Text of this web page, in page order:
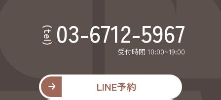
(tel) 03-6712-5967
受付時間 10:00~19:00
LINE予約